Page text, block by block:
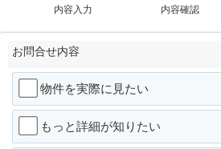
内容入力
内容確認
お問合せ内容
物件を実際に見たい
もっと詳細が知りたい